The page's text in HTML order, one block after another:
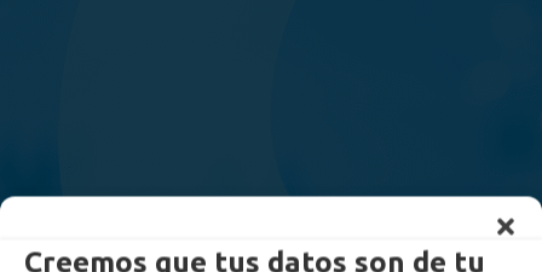
Creemos que tus datos son de tu